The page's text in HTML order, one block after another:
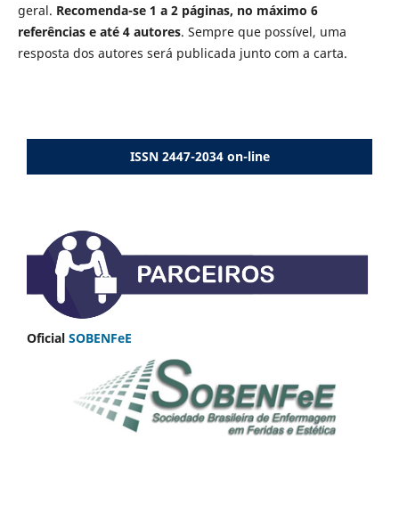
geral. Recomenda-se 1 a 2 páginas, no máximo 6
referências e até 4 autores. Sempre que possível, uma
resposta dos autores será publicada junto com a carta.
ISSN 2447-2034 on-line
Oficial SOBENFeE